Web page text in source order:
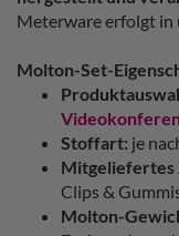
Meterware erfolgt in
Molton-Set-
Stoffart: je
Mitgeliefertes
Clips &
Molton-